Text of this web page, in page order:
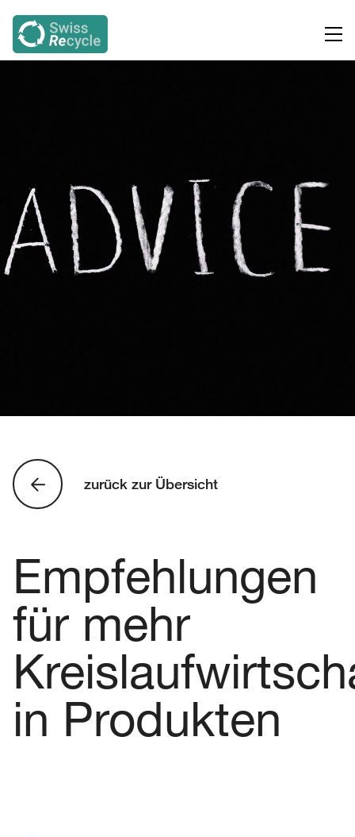
zurück zur Übersicht
Empfehlungen
für mehr
in Produkten